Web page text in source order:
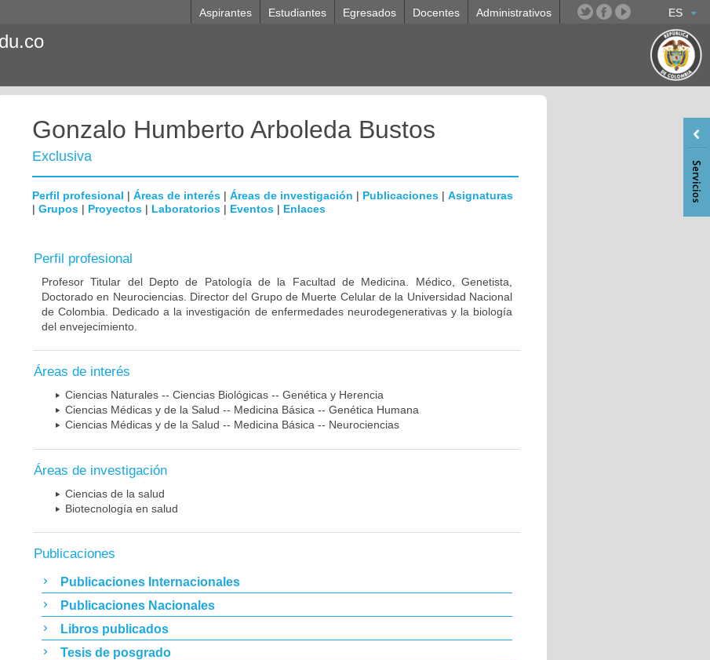
ES
Aspirantes Estudiantes Egresados Docentes Administrativos
Gonzalo Humberto Arboleda Bustos
Exclusiva
Perfil profesional | Áreas de interés | Áreas de investigación | Publicaciones | Asignaturas
| Grupos | Proyectos | Laboratorios | Eventos | Enlaces
Perfil profesional
Profesor Titular del Depto de Patología de la Facultad de Medicina. Médico, Genetista,
Doctorado en Neurociencias. Director del Grupo de Muerte Celular de la Universidad Nacional
de Colombia. Dedicado a la investigación de enfermedades neurodegenerativas y la biología
del envejecimiento.
Áreas de interés
Ciencias Naturales -- Ciencias Biológicas -- Genética y Herencia
Ciencias Médicas y de la Salud -- Medicina Básica -- Genética Humana
Ciencias Médicas y de la Salud -- Medicina Básica -- Neurociencias
Áreas de investigación
Ciencias de la salud
Biotecnología en salud
Publicaciones
Publicaciones Internacionales
Publicaciones Nacionales
Libros publicados
Tesis de posgrado